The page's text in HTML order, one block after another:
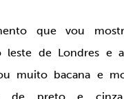
que vou
leste de Londres e
muito bacana e